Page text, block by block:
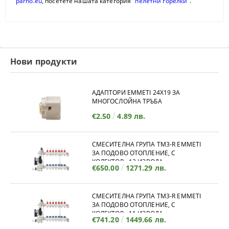
Нови продукти
АДАПТОРИ EMMETI 24X19 ЗА
МНОГОСЛОЙНА ТРЪБА
€2.50 4.89 лв.
СМЕСИТЕЛНА ГРУПА TM3-R EMMETI
ЗА ПОДОВО ОТОПЛЕНИЕ, С
КОЛЕКТОР - 12 ИЗВОДА
€650.00 1271.29 лв.
СМЕСИТЕЛНА ГРУПА TM3-R EMMETI
ЗА ПОДОВО ОТОПЛЕНИЕ, С
КОЛЕКТОР - 11 ИЗВОДА
€741.20 1449.66 лв.